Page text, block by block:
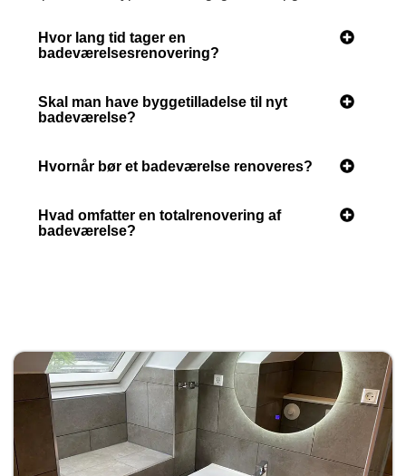
Hvor lang tid tager en
badeværelsesrenovering?
Skal man have byggetilladelse til nyt
badeværelse?
Hvornår bør et badeværelse renoveres?
Hvad omfatter en totalrenovering af
badeværelse?